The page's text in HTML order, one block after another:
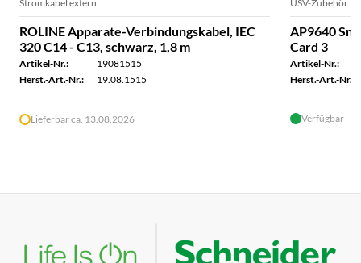
Stromkabel extern
ROLINE Apparate-Verbindungskabel, IEC
320 C14 - C13, schwarz, 1,8 m
Artikel-Nr.:
19081515
Herst.-Art.-Nr.:
19.08.1515
Lieferbar ca. 13.08.2026
USV-Zubehör
AP9640
Card 3
Artikel-Nr.:
Herst.-Art.-Nr.:
Verfügbar -